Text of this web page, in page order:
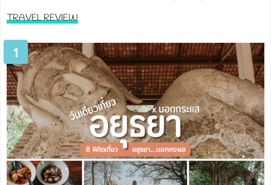
TRAVEL REVIEW
1